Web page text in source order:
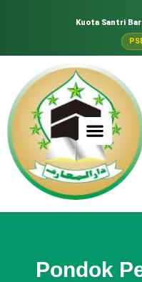
Kuota Santri
Pondok